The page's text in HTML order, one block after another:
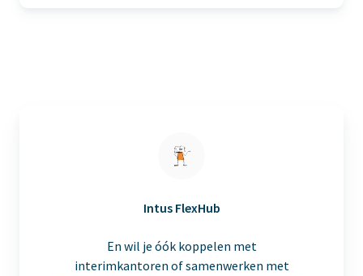
Intus FlexHub
En wil je óók koppelen met
interimkantoren of samenwerken met